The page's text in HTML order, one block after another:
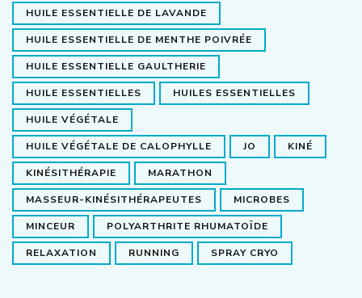
HUILE ESSENTIELLE DE LAVANDE
HUILE ESSENTIELLE DE MENTHE POIVRÉE
HUILE ESSENTIELLE GAULTHERIE
HUILE ESSENTIELLES HUILES ESSENTIELLES
HUILE VÉGÉTALE
HUILE VÉGÉTALE DE CALOPHYLLE JO KINÉ
KINÉSITHÉRAPIE MARATHON
MASSEUR-KINÉSITHÉRAPEUTES MICROBES
MINCEUR POLYARTHRITE RHUMATOÏDE
RELAXATION RUNNING SPRAY CRYO